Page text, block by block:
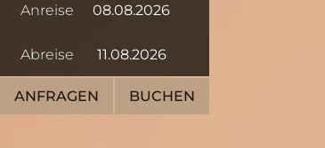
Anreise
Abreise
ANFRAGEN BUCHEN